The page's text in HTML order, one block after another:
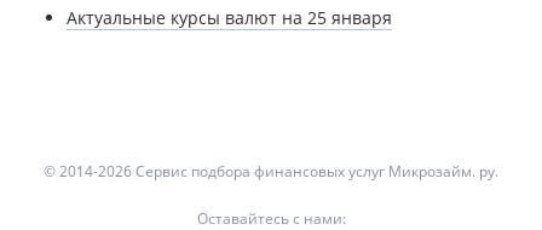
Актуальные курсы валют на 25 января
© 2014-2026 Сервис подбора финансовых услуг Микрозайм. ру.
Оставайтесь с нами: